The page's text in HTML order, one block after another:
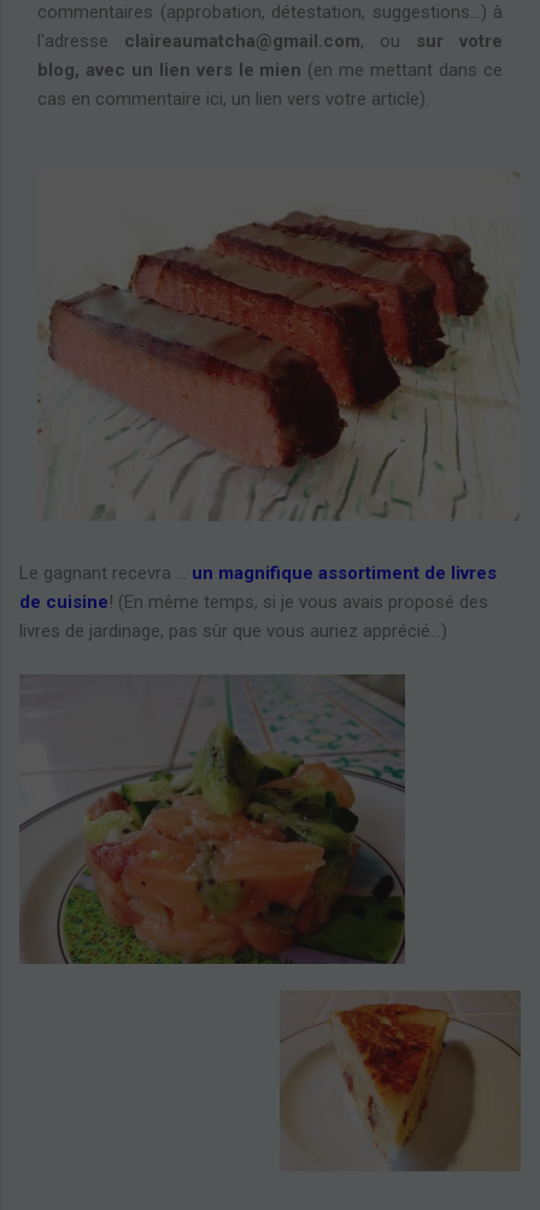
commentaires (approbation, détestation, suggestions...) à
l'adresse claireaumatcha@gmail.com, ou sur votre
blog, avec un lien vers le mien (en me mettant dans ce
cas en commentaire ici, un lien vers votre article).
Le gagnant recevra ... un magnifique assortiment de livres
de cuisine! (En même temps, si je vous avais proposé des
livres de jardinage, pas sûr que vous auriez apprécié...)